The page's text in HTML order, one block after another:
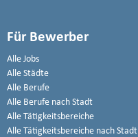
Für Bewerber
Alle Jobs
Alle Städte
Alle Berufe
Alle Berufe nach Stadt
Alle Tätigkeitsbereiche
Alle Tätigkeitsbereiche nach Stadt